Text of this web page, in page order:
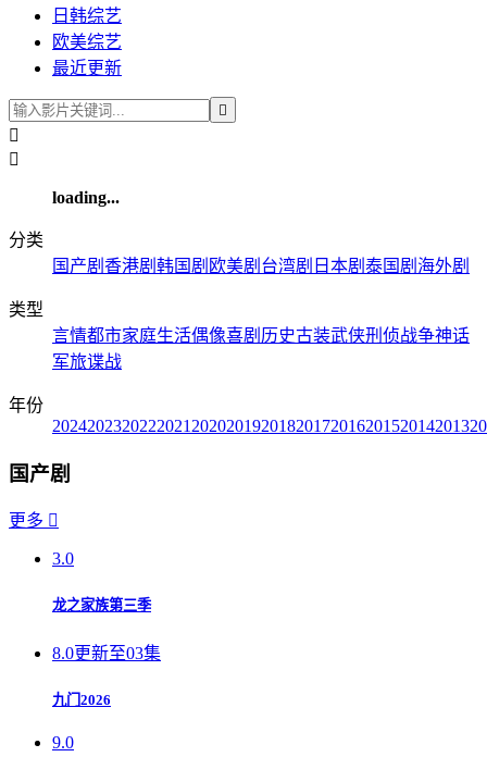
日韩综艺
欧美综艺
最近更新



loading...
分类
国产剧 香港剧 韩国剧 欧美剧 台湾剧 日本剧 泰国剧 海外剧
类型
言情都市家庭生活偶像喜剧 历史古装武侠刑侦战争神话
军旅谍战
年份
2024202320222021 20202019201820172016201520142013
国产剧
更多 
3.0
龙之家族第三季
8.0更新至03集
九门2026
9.0